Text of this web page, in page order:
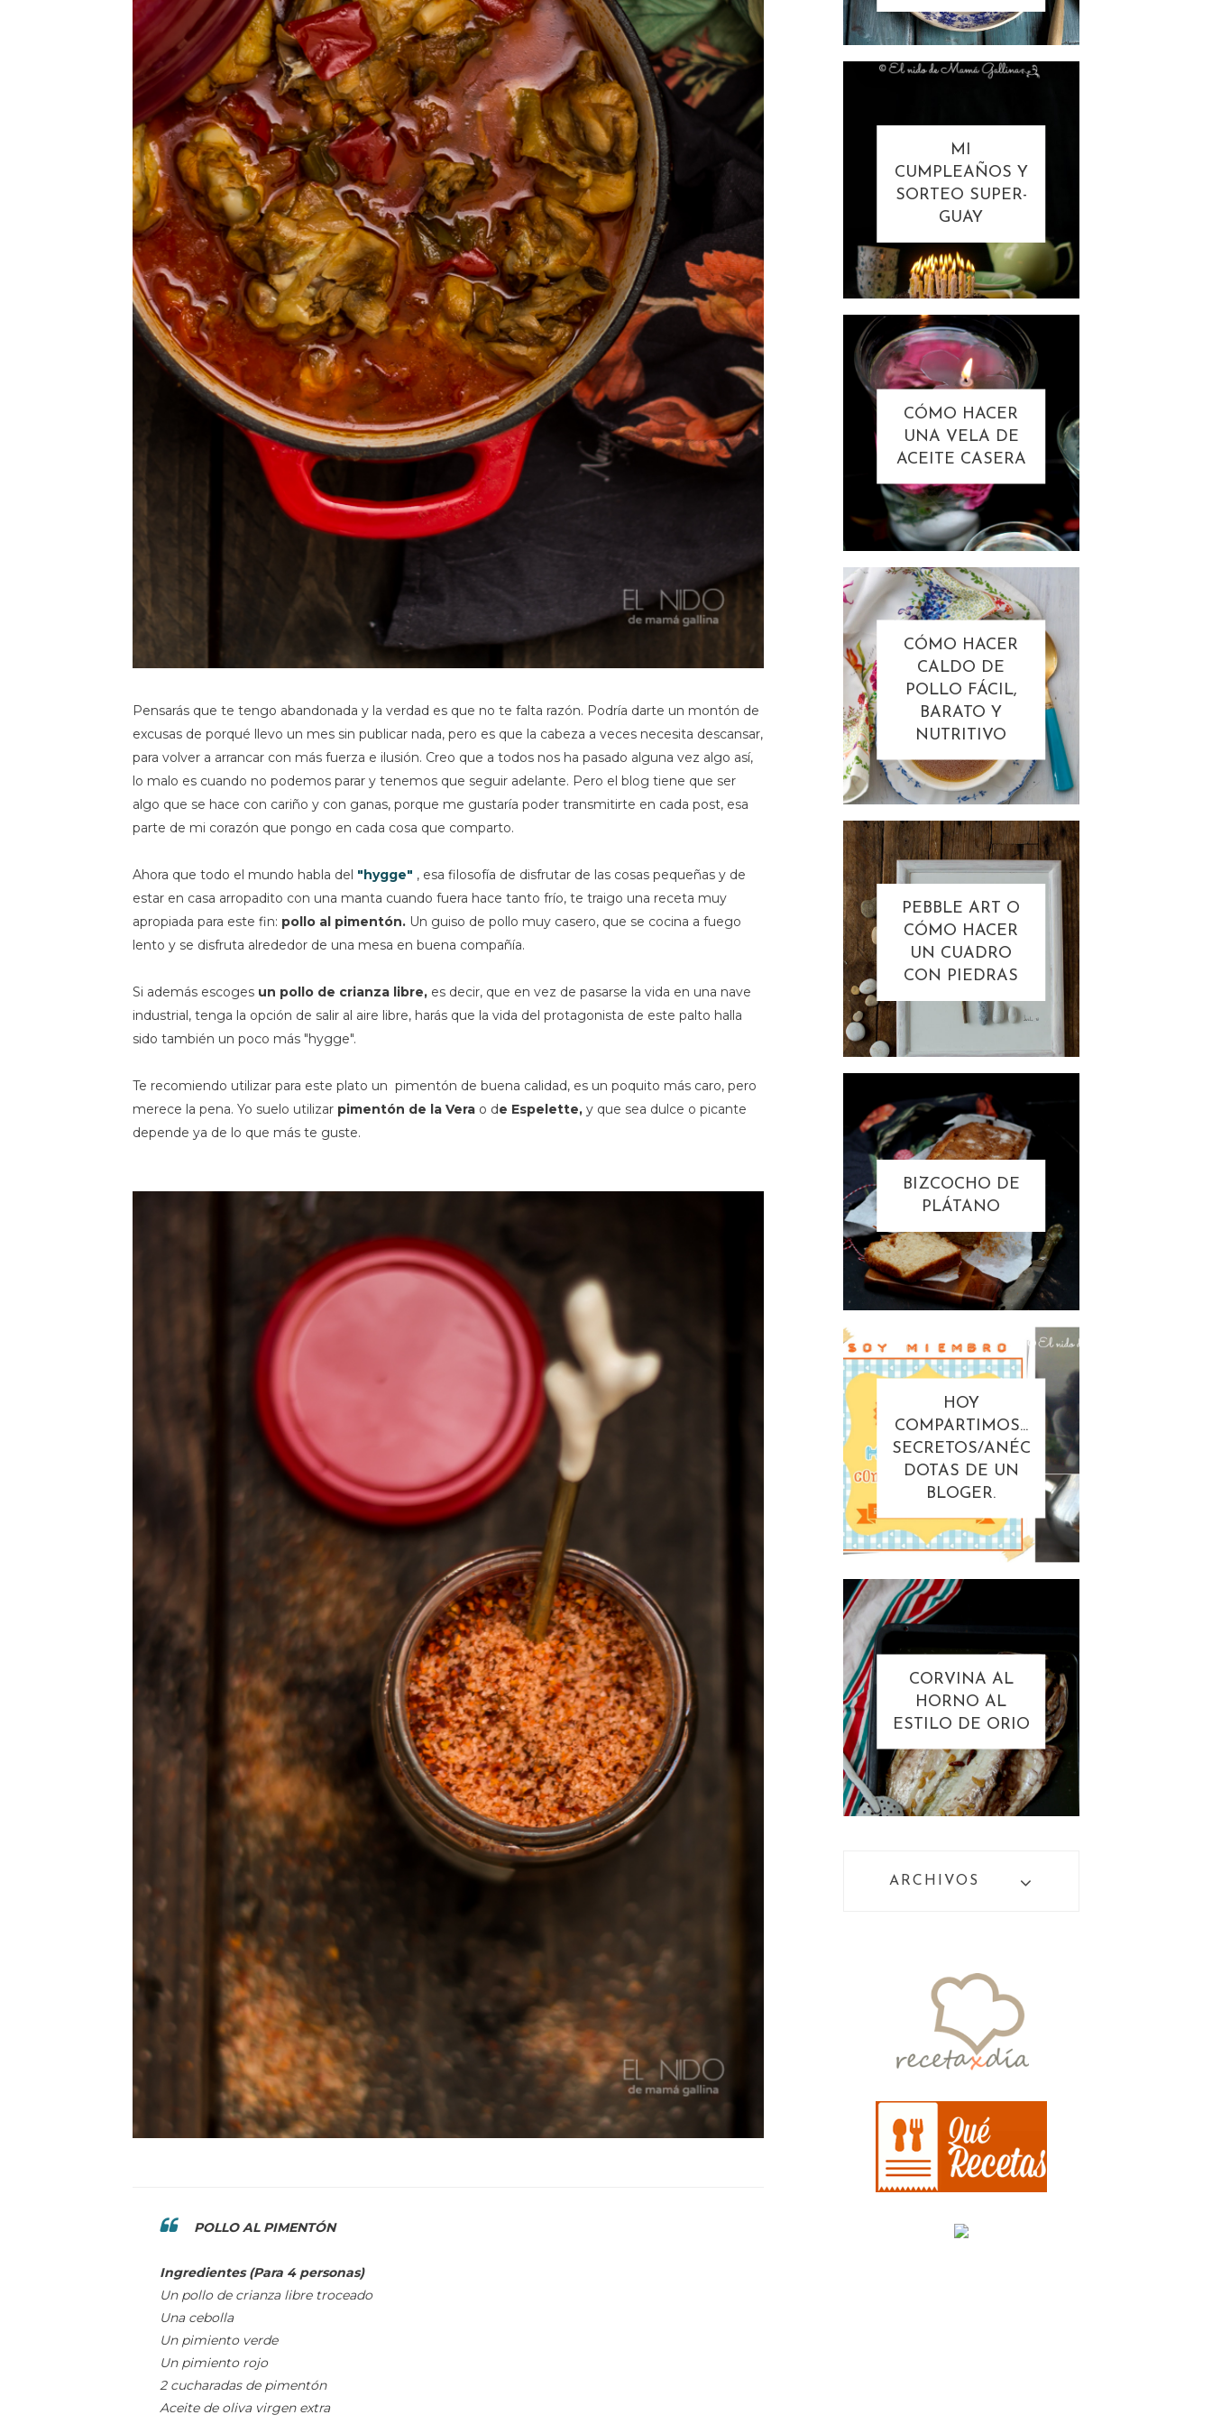
Pensarás que te tengo abandonada y la verdad es que no te falta razón. Podría darte un montón de
excusas de porqué llevo un mes sin publicar nada, pero es que la cabeza a veces necesita descansar,
para volver a arrancar con más fuerza e ilusión. Creo que a todos nos ha pasado alguna vez algo así,
lo malo es cuando no podemos parar y tenemos que seguir adelante. Pero el blog tiene que ser
algo que se hace con cariño y con ganas, porque me gustaría poder transmitirte en cada post, esa
parte de mi corazón que pongo en cada cosa que comparto.
Ahora que todo el mundo habla del "hygge" , esa filosofía de disfrutar de las cosas pequeñas y de
estar en casa arropadito con una manta cuando fuera hace tanto frío, te traigo una receta muy
apropiada para este fin: pollo al pimentón. Un guiso de pollo muy casero, que se cocina a fuego
lento y se disfruta alrededor de una mesa en buena compañía.
Si además escoges un pollo de crianza libre, es decir, que en vez de pasarse la vida en una nave
industrial, tenga la opción de salir al aire libre, harás que la vida del protagonista de este palto halla
sido también un poco más "hygge".
Te recomiendo utilizar para este plato un pimentón de buena calidad, es un poquito más caro, pero
merece la pena. Yo suelo utilizar pimentón de la Vera o de Espelette, y que sea dulce o picante
depende ya de lo que más te guste.
POLLO AL PIMENTÓN
Ingredientes (Para 4 personas)
Un pollo de crianza libre troceado
Una cebolla
Un pimiento verde
Un pimiento rojo
2 cucharadas de pimentón
Aceite de oliva virgen extra
MI
CUMPLEAÑOS Y
SORTEO SUPER-
GUAY
CÓMO HACER
UNA VELA DE
ACEITE CASERA
CÓMO HACER
CALDO DE
POLLO FÁCIL,
BARATO Y
NUTRITIVO
PEBBLE ART O
CÓMO HACER
UN CUADRO
CON PIEDRAS
BIZCOCHO DE
PLÁTANO
HOY
COMPARTIMOS...
SECRETOS/ANÉC
DOTAS DE UN
BLOGER.
CORVINA AL
HORNO AL
ESTILO DE ORIO
ARCHIVOS